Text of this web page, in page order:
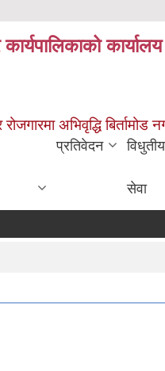
कार्यालय
रोजगारमा अभिवृद्धि
प्रतिवेदन
सेवा